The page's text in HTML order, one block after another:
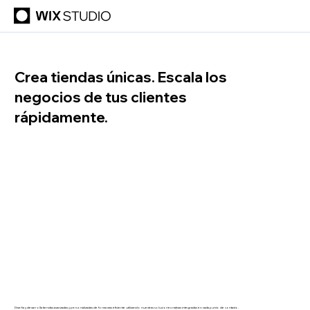
Crea tiendas únicas. Escala los
negocios de tus clientes
rápidamente.
Diseña y desarrolla tiendas avanzadas y personalizadas de forma más eficiente utilizando nuestras soluciones nativas integradas en cada punto de contacto.